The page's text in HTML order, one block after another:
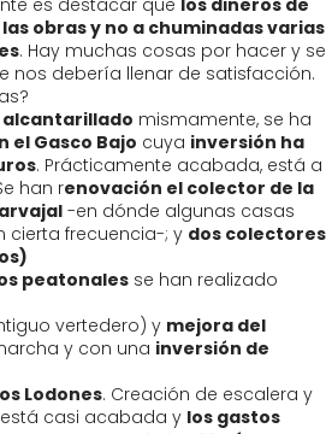
es destacar que los dineros de
obras y no a chuminadas varias
. Hay muchas cosas por hacer y se
nos debería llenar de satisfacción.
alcantarillado mismamente, se ha
el Gasco Bajo cuya inversión ha
. Prácticamente acabada, está a
han renovación el colector de la
-en dónde algunas casas
cierta frecuencia-; y dos colectores
peatonales se han realizado
vertedero) y mejora del
y con una inversión de
Lodones. Creación de escalera y
casi acabada y los gastos